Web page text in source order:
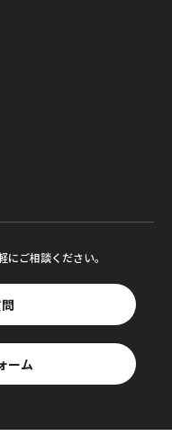
ご相談ください。
ーム